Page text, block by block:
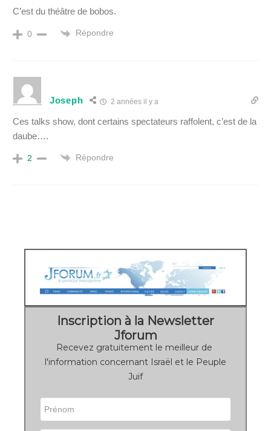
C’est du théâtre de bobos.
0 Répondre
Joseph 2 années il y a
Ces talks show, dont certains spectateurs raffolent, c’est de la
daube….
2 Répondre
Inscription à la Newsletter
Jforum
Recevez gratuitement le meilleur de
l'information concernant Israël et le Peuple
Juif